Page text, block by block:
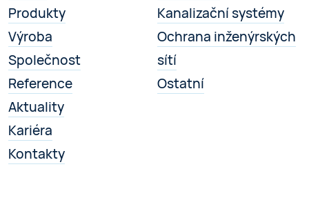
Produkty
Výroba
Společnost
Reference
Aktuality
Kariéra
Kontakty
Kanalizační systémy
Ochrana inženýrských
sítí
Ostatní